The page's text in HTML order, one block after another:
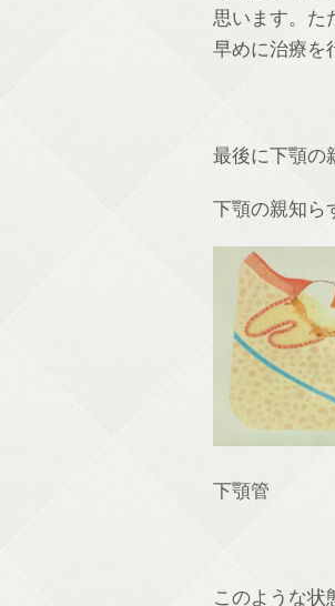
思います。た
早めに治療を
最後に下顎の
下顎の親知ら
下顎管
このような状